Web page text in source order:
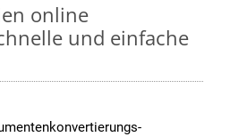
online
und einfache